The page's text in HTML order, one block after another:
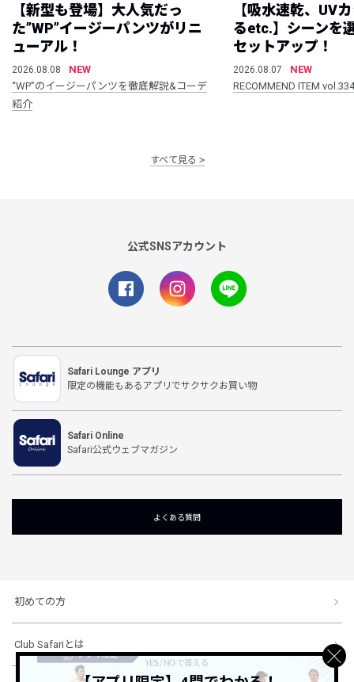
【新型も登場】大人気だっ
た”WP”イージーパンツがリニ
ューアル！
2026.08.08
NEW
“WP”のイージーパンツを徹底解説&コーデ
紹介
【吸水速乾、UV
るetc.】シーンを
セットアップ！
2026.08.07
NEW
RECOMMEND ITEM vol.334
すべて見る
公式SNSアカウント
Safari Lounge アプリ
限定の機能もあるアプリでサクサクお買い物
Safari Online
Safari公式ウェブマガジン
よくある質問
初めての方
Club Safariとは